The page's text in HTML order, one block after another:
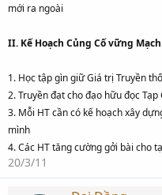
mới ra ngoài
II. Kế Hoạch Củng Cố vững
1. Học tập gìn giữ Giá trị Truyền
2. Truyền đạt cho đạo hữu đọc Tạp
3. Mỗi HT cần có kế hoạch xây
mình
4. Các HT tăng cường gởi bài cho
20/3/11